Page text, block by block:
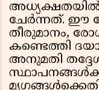
ചേർന്നത്. ഈ
തീരുമാനം,
കണ്ടെത്തി
അനുമതി